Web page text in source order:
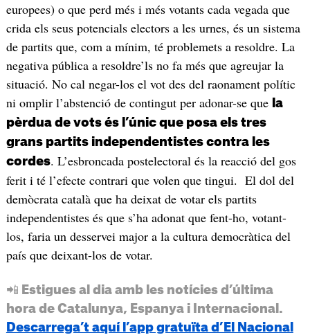
europees) o que perd més i més votants cada vegada que
crida els seus potencials electors a les urnes, és un sistema
de partits que, com a mínim, té problemets a resoldre. La
negativa pública a resoldre’ls no fa més que agreujar la
situació. No cal negar-los el vot des del raonament polític
ni omplir l’abstenció de contingut per adonar-se que la
pèrdua de vots és l’únic que posa els tres
grans partits independentistes contra les
cordes. L’esbroncada postelectoral és la reacció del gos
ferit i té l’efecte contrari que volen que tingui. El dol del
demòcrata català que ha deixat de votar els partits
independentistes és que s’ha adonat que fent-ho, votant-
los, faria un desservei major a la cultura democràtica del
país que deixant-los de votar.
📲 Estigues al dia amb les notícies d’última
hora de Catalunya, Espanya i Internacional.
Descarrega’t aquí l’app gratuïta d’El Nacional